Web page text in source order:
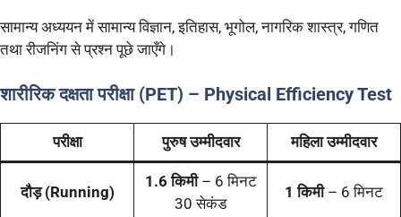
सामान्य अध्ययन में सामान्य विज्ञान, इतिहास, भूगोल, नागरिक शास्त्र, गणित
तथा रीजनिंग से प्रश्न पूछे जाएँगे।
शारीरिक दक्षता परीक्षा (PET) – Physical Efficiency Test
परीक्षा पुरुष उम्मीदवार महिला उम्मीदवार
दौड़ (Running)
1.6 किमी– 6 मिनट
30 सेकंड
1 किमी– 6 मिनट